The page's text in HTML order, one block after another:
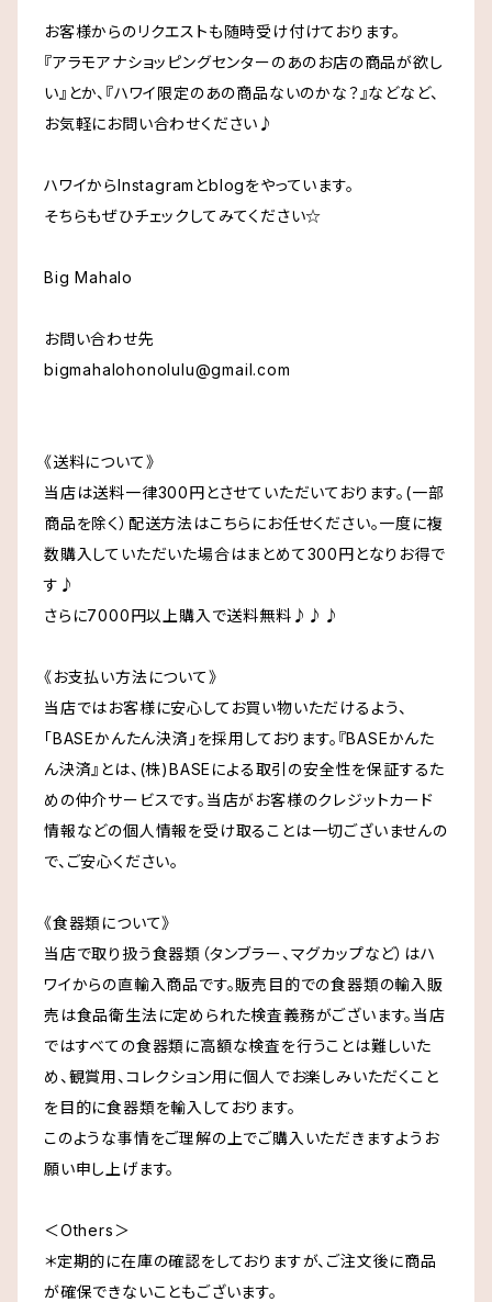
Cameron Hawaii
Maui Divers Jewelry
Lion Coffee
お客様からのリクエストも随時受け付けております。
『アラモアナショッピングセンターのあのお店の商品が欲し
い』とか、『ハワイ限定のあの商品ないのかな？』などなど、
お気軽にお問い合わせください♪
ハワイからInstagramとblogをやっています。
そちらもぜひチェックしてみてください☆
Big Mahalo
お問い合わせ先
bigmahalohonolulu@gmail.com
《送料について》
当店は送料一律300円とさせていただいております。(一部
商品を除く）配送方法はこちらにお任せください。一度に複
数購入していただいた場合はまとめて300円となりお得で
す♪
さらに7000円以上購入で送料無料♪♪♪
《お支払い方法について》
当店ではお客様に安心してお買い物いただけるよう、
「BASEかんたん決済」を採用しております。『BASEかんた
ん決済』とは、(株)BASEによる取引の安全性を保証するた
めの仲介サービスです。当店がお客様のクレジットカード
情報などの個人情報を受け取ることは一切ございませんの
で、ご安心ください。
《食器類について》
当店で取り扱う食器類（タンブラー、マグカップなど）はハ
ワイからの直輸入商品です。販売目的での食器類の輸入販
売は食品衛生法に定められた検査義務がございます。当店
ではすべての食器類に高額な検査を行うことは難しいた
め、観賞用、コレクション用に個人でお楽しみいただくこと
を目的に食器類を輸入しております。
このような事情をご理解の上でご購入いただきますようお
願い申し上げます。
＜Others＞
＊定期的に在庫の確認をしておりますが、ご注文後に商品
が確保できないこともございます。